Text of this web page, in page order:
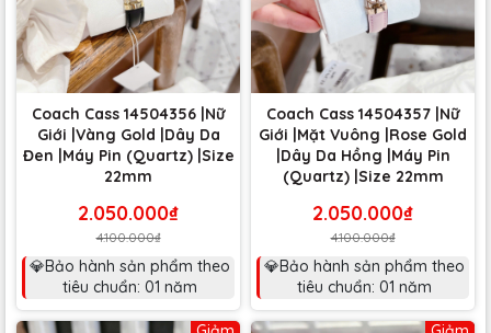
Coach Cass 14504356 |Nữ
Giới |Vàng Gold |Dây Da
Đen |Máy Pin (Quartz) |Size
22mm
2.050.000₫
4.100.000₫
💎Bảo hành sản phẩm theo
tiêu chuẩn: 01 năm
Coach Cass 14504357 |Nữ
Giới |Mặt Vuông |Rose Gold
|Dây Da Hồng |Máy Pin
(Quartz) |Size 22mm
2.050.000₫
4.100.000₫
💎Bảo hành sản phẩm theo
tiêu chuẩn: 01 năm